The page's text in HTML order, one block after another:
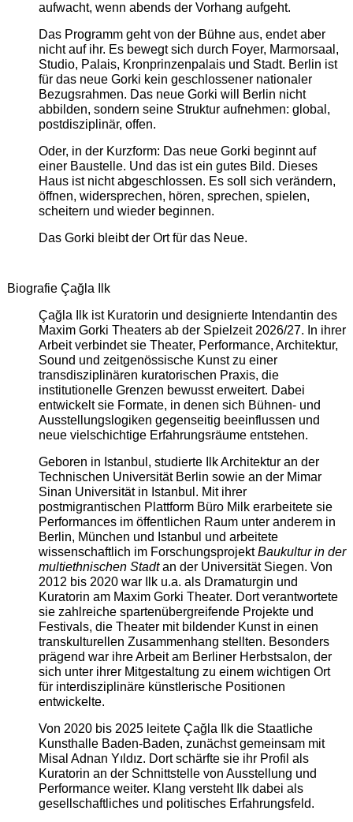
aufwacht, wenn abends der Vorhang aufgeht.
Das Programm geht von der Bühne aus, endet aber
nicht auf ihr. Es bewegt sich durch Foyer, Marmorsaal,
Studio, Palais, Kronprinzenpalais und Stadt. Berlin ist
für das neue Gorki kein geschlossener nationaler
Bezugsrahmen. Das neue Gorki will Berlin nicht
abbilden, sondern seine Struktur aufnehmen: global,
postdisziplinär, offen.
Oder, in der Kurzform: Das neue Gorki beginnt auf
einer Baustelle. Und das ist ein gutes Bild. Dieses
Haus ist nicht abgeschlossen. Es soll sich verändern,
öffnen, widersprechen, hören, sprechen, spielen,
scheitern und wieder beginnen.
Das Gorki bleibt der Ort für das Neue.
Biografie Çağla Ilk
Çağla Ilk ist Kuratorin und designierte Intendantin des
Maxim Gorki Theaters ab der Spielzeit 2026/27. In ihrer
Arbeit verbindet sie Theater, Performance, Architektur,
Sound und zeitgenössische Kunst zu einer
transdisziplinären kuratorischen Praxis, die
institutionelle Grenzen bewusst erweitert. Dabei
entwickelt sie Formate, in denen sich Bühnen- und
Ausstellungslogiken gegenseitig beeinflussen und
neue vielschichtige Erfahrungsräume entstehen.
Geboren in Istanbul, studierte Ilk Architektur an der
Technischen Universität Berlin sowie an der Mimar
Sinan Universität in Istanbul. Mit ihrer
postmigrantischen Plattform Büro Milk erarbeitete sie
Performances im öffentlichen Raum unter anderem in
Berlin, München und Istanbul und arbeitete
wissenschaftlich im ForschungsprojektBaukultur in der
multiethnischen Stadtan der Universität Siegen. Von
2012 bis 2020 war Ilk u.a. als Dramaturgin und
Kuratorin am Maxim Gorki Theater. Dort verantwortete
sie zahlreiche spartenübergreifende Projekte und
Festivals, die Theater mit bildender Kunst in einen
transkulturellen Zusammenhang stellten. Besonders
prägend war ihre Arbeit am Berliner Herbstsalon, der
sich unter ihrer Mitgestaltung zu einem wichtigen Ort
für interdisziplinäre künstlerische Positionen
entwickelte.
Von 2020 bis 2025 leitete Çağla Ilk die Staatliche
Kunsthalle Baden-Baden, zunächst gemeinsam mit
Misal Adnan Yıldız. Dort schärfte sie ihr Profil als
Kuratorin an der Schnittstelle von Ausstellung und
Performance weiter. Klang versteht Ilk dabei als
gesellschaftliches und politisches Erfahrungsfeld.